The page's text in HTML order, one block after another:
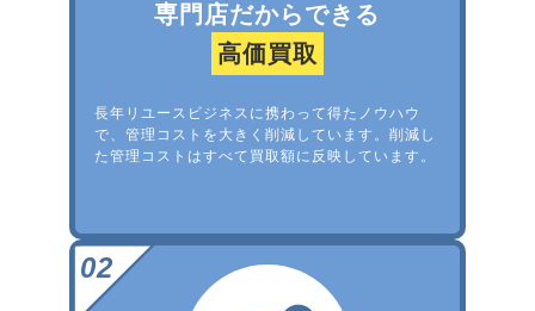
専門店だからできる
高価買取
長年リユースビジネスに携わって得たノウハウ
で、管理コストを大きく削減しています。削減し
た管理コストはすべて買取額に反映しています。